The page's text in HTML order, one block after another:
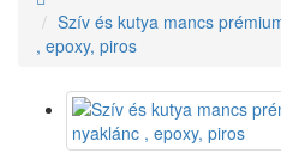
Szív és kutya mancs
, epoxy, piros